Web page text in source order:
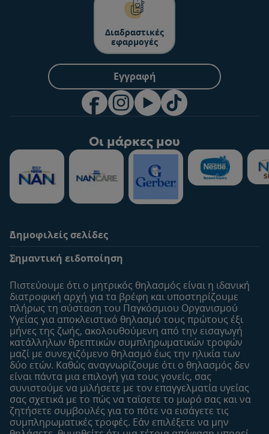
Διαδραστικές
εφαρμογές
Εγγραφή
Οι μάρκες μου
Δημοφιλείς σελίδες
Οι Ειδικοί μας
Συχνές ερωτήσεις
Αναζήτηση
Επικοινώνησε μαζί μας
Σχετικά με εμάς
Η σελίδα μου
Το προφίλ μου
Είσοδος/Εγγραφή
Προϊόντα
Εύρεση προϊόντος
Οι μάρκες μου
Εύρεση καταστήματος
Δείγματα
Σημαντική ειδοποίηση
Πιστεύουμε ότι ο μητρικός θηλασμός είναι η ιδανική
διατροφική αρχή για τα βρέφη και υποστηρίζουμε
πλήρως τη σύσταση του Παγκόσμιου Οργανισμού
Υγείας για αποκλειστικό θηλασμό τους πρώτους έξι
μήνες της ζωής, ακολουθούμενη από την εισαγωγή
κατάλληλων θρεπτικών συμπληρωματικών τροφών
μαζί με συνεχιζόμενο θηλασμό έως την ηλικία των
δύο ετών. Καθώς αναγνωρίζουμε ότι ο θηλασμός δεν
είναι πάντα μια επιλογή για τους γονείς, σας
συνιστούμε να μιλήσετε με τον επαγγελματία υγείας
σας σχετικά με το πώς να ταΐσετε το μωρό σας και να
ζητήσετε συμβουλές για το πότε να εισάγετε τις
συμπληρωματικές τροφές. Εάν επιλέξετε να μην